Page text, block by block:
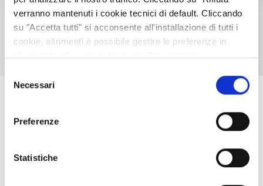
verranno mantenuti i cookie tecnici di default. Cliccando
su "Accetta tutti" si acconsente all'installazione di tutti i
cookie, altrimenti è possibile gestire le preferenze in
riferimento alle singole tipologie. Per maggiori
delNecessari
Preferenze
Statistiche
TUTTI GLI EVENTI